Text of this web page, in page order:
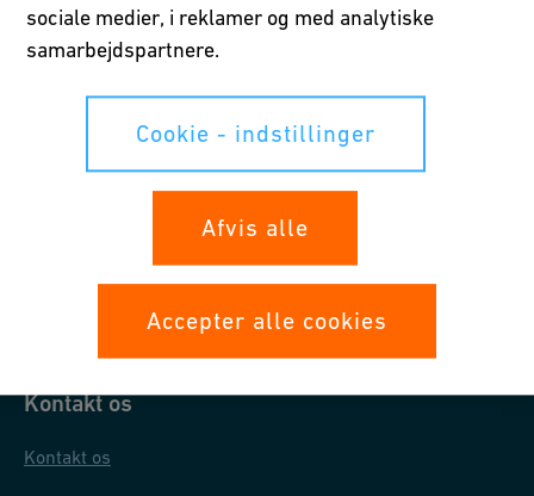
Whistleblowing
Databeskyttelse
Kontakt os
Kontakt os
sociale medier, i reklamer og med analytiske
samarbejdspartnere.
Cookie - indstillinger
Afvis alle
Accepter alle cookies